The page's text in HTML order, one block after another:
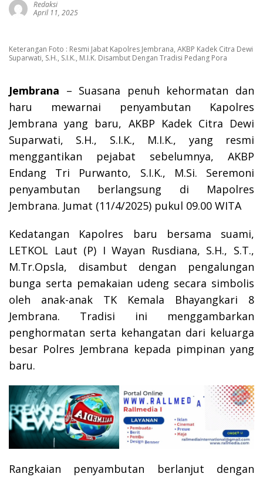
Redaksi
April 11, 2025
Keterangan Foto : Resmi Jabat Kapolres Jembrana, AKBP Kadek Citra Dewi
Suparwati, S.H., S.I.K., M.I.K. Disambut Dengan Tradisi Pedang Pora
Jembrana – Suasana penuh kehormatan dan
haru mewarnai penyambutan Kapolres
Jembrana yang baru, AKBP Kadek Citra Dewi
Suparwati, S.H., S.I.K., M.I.K., yang resmi
menggantikan pejabat sebelumnya, AKBP
Endang Tri Purwanto, S.I.K., M.Si. Seremoni
penyambutan berlangsung di Mapolres
Jembrana. Jumat (11/4/2025) pukul 09.00 WITA
Kedatangan Kapolres baru bersama suami,
LETKOL Laut (P) I Wayan Rusdiana, S.H., S.T.,
M.Tr.Opsla, disambut dengan pengalungan
bunga serta pemakaian udeng secara simbolis
oleh anak-anak TK Kemala Bhayangkari 8
Jembrana. Tradisi ini menggambarkan
penghormatan serta kehangatan dari keluarga
besar Polres Jembrana kepada pimpinan yang
baru.
Rangkaian penyambutan berlanjut dengan